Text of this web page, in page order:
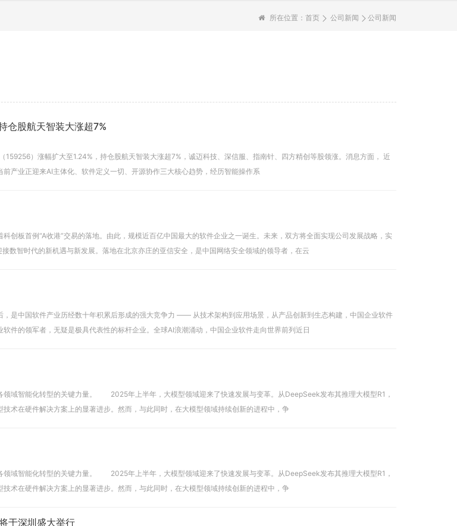
所在位置： 首页 公司新闻 公司新闻
仓股航天智装大涨超7%
）涨幅扩大至1.24%，持仓股航天智装大涨超7%，诚迈科技、深信服、指南针、四方精创等股领涨。消息方面， 近
产业正迎来AI主体化、软件定义一切、开源协作三大核心趋势，经历智能操作系
创板首例“A收港”交易的落地。由此，规模近百亿中国最大的软件企业之一诞生。未来，双方将全面实现公司发展战略，实
数智时代的新机遇与新发展。落地在北京亦庄的亚信安全，是中国网络安全领域的领导者，在云
是中国软件产业历经数十年积累后形成的强大竞争力 —— 从技术架构到应用场景，从产品创新到生态构建，中国企业软件
件的领军者，无疑是极具代表性的标杆企业。全球AI浪潮涌动，中国企业软件走向世界前列近日
领域智能化转型的关键力量。 2025年上半年，大模型领域迎来了快速发展与变革。从DeepSeek发布其推理大模型R1，
术在硬件解决方案上的显著进步。然而，与此同时，在大模型领域持续创新的进程中，争
领域智能化转型的关键力量。 2025年上半年，大模型领域迎来了快速发展与变革。从DeepSeek发布其推理大模型R1，
术在硬件解决方案上的显著进步。然而，与此同时，在大模型领域持续创新的进程中，争
于深圳盛大举行